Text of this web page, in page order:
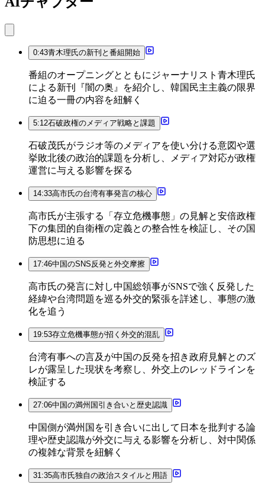
0:43青木理氏の新刊と番組開始
番組のオープニングとともにジャーナリスト青木理氏
による新刊『闇の奥』を紹介し、韓国民主主義の限界
に迫る一冊の内容を紐解く
5:12石破政権のメディア戦略と課題
石破茂氏がラジオ等のメディアを使い分ける意図や選
挙敗北後の政治的課題を分析し、メディア対応が政権
運営に与える影響を探る
14:33高市氏の台湾有事発言の核心
高市氏が主張する「存立危機事態」の見解と安倍政権
下の集団的自衛権の定義との整合性を検証し、その国
防思想に迫る
17:46中国のSNS反発と外交摩擦
高市氏の発言に対し中国総領事がSNSで強く反発した
経緯や台湾問題を巡る外交的緊張を詳述し、事態の激
化を追う
19:53存立危機事態が招く外交的混乱
台湾有事への言及が中国の反発を招き政府見解とのズ
レが露呈した現状を考察し、外交上のレッドラインを
検証する
27:06中国の満州国引き合いと歴史認識
中国側が満州国を引き合いに出して日本を批判する論
理や歴史認識が外交に与える影響を分析し、対中関係
の複雑な背景を紐解く
31:35高市氏独自の政治スタイルと用語